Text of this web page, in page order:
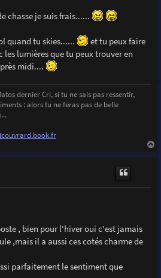
chasse je suis frais......
quand tu skies......
et tu peux faire
les lumières que tu peux trouver en
midi....
dernier Cri, si tu ne sais pas ressentir,
: alors tu ne feras pas de belle
, bien pour l'hiver oui c'est jamais
,mais il a aussi ces cotés charme de
parfaitement le sentiment que